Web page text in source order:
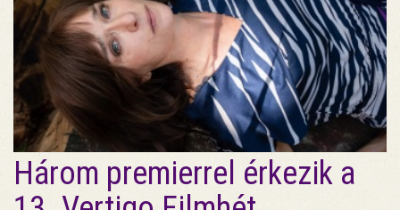
Három premierrel érkezik a